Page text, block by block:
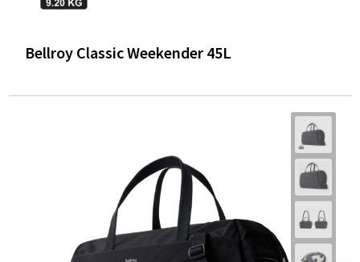
Bellroy Classic Weekender 45L